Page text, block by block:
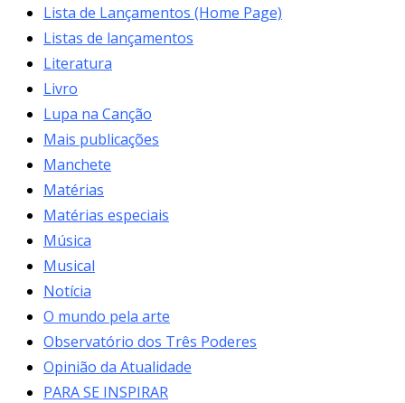
Lista de Lançamentos (Home Page)
Listas de lançamentos
Literatura
Livro
Lupa na Canção
Mais publicações
Manchete
Matérias
Matérias especiais
Música
Musical
Notícia
O mundo pela arte
Observatório dos Três Poderes
Opinião da Atualidade
PARA SE INSPIRAR